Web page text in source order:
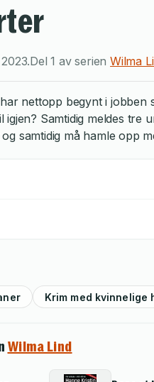
2023.Del 1 av serienWilma
nettopp begynt i
igjen? Samtidig meldes
samtidig må hamle opp
Krim med kvinnelige
Wilma Lind